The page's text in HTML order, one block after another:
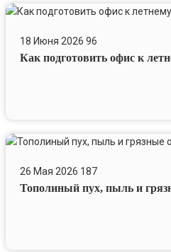
Как
офис18 Июня 2026 96
Как подготовить офис к
Тополиный
пыль26 Мая 2026 187
Тополиный пух, пыль и